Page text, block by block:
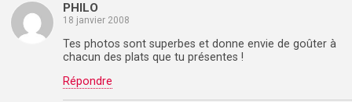
PHILO
18 janvier 2008
Tes photos sont superbes et donne envie de goûter à
chacun des plats que tu présentes !
Répondre